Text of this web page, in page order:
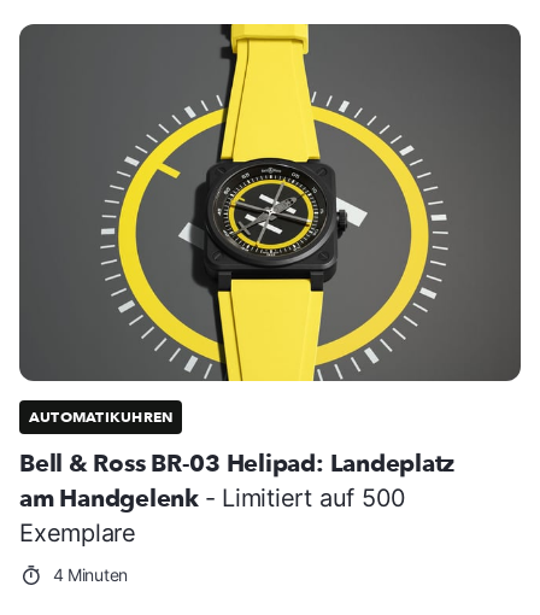
AUTOMATIKUHREN
Bell & Ross BR-03 Helipad: Landeplatz
am Handgelenk - Limitiert auf 500
Exemplare
4 Minuten